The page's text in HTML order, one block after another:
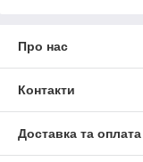
Про нас
Контакти
Доставка та оплата